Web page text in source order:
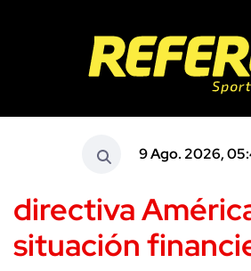
9 Ago. 2026,
directiva
situación